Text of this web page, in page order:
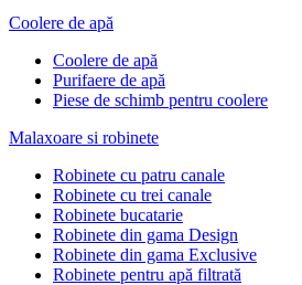
Coolere de apă
Сoolere de apă
Purifaere de apă
Piese de schimb pentru coolere
Malaxoare si robinete
Robinete cu patru canale
Robinete cu trei canale
Robinete bucatarie
Robinete din gama Design
Robinete din gama Exclusive
Robinete pentru apă filtrată